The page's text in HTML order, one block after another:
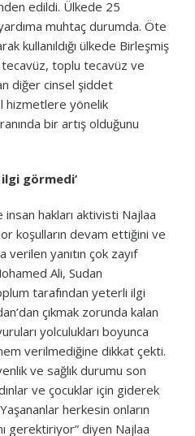
edildi. Ülkede 25
muhtaç durumda. Öte
kullanıldığı ülkede Birleşmiş
toplu tecavüz ve
diğer cinsel şiddet
hizmetlere yönelik
bir artış olduğunu
görmedi’
hakları aktivisti Najlaa
koşulların devam ettiğini ve
verilen yanıtın çok zayıf
Ali, Sudan
tarafından yeterli ilgi
çıkmak zorunda kalan
yolculukları boyunca
verilmediğine dikkat çekti.
ve sağlık durumu son
ve çocuklar için giderek
herkesin onların
gerektiriyor” diyen Najlaa